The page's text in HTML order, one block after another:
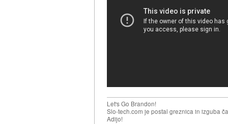
Let's Go Brandon!
Slo-tech.com je postal greznica in izguba
Adijo!